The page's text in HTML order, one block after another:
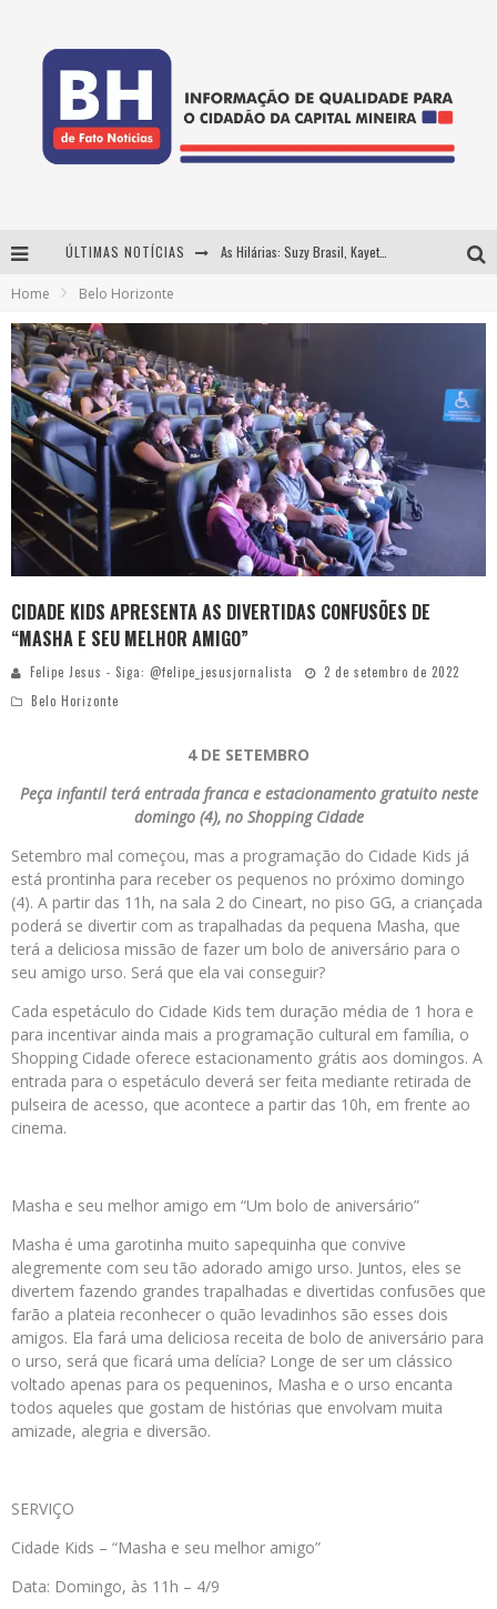
ÚLTIMAS NOTÍCIAS As Hilárias: Suzy Brasil, Kayete e Karoline Absinto retornam a Belo Horizonte para apresentação única no Teatro Sesiminas
Home Belo Horizonte
CIDADE KIDS APRESENTA AS DIVERTIDAS CONFUSÕES DE
“MASHA E SEU MELHOR AMIGO”
Felipe Jesus - Siga: @felipe_jesusjornalista
2 de setembro de 2022
Belo Horizonte
4 DE SETEMBRO
Peça infantil terá entrada franca e estacionamento gratuito neste
domingo (4), no Shopping Cidade
Setembro mal começou, mas a programação do Cidade Kids já
está prontinha para receber os pequenos no próximo domingo
(4). A partir das 11h, na sala 2 do Cineart, no piso GG, a criançada
poderá se divertir com as trapalhadas da pequena Masha, que
terá a deliciosa missão de fazer um bolo de aniversário para o
seu amigo urso. Será que ela vai conseguir?
Cada espetáculo do Cidade Kids tem duração média de 1 hora e
para incentivar ainda mais a programação cultural em família, o
Shopping Cidade oferece estacionamento grátis aos domingos. A
entrada para o espetáculo deverá ser feita mediante retirada de
pulseira de acesso, que acontece a partir das 10h, em frente ao
cinema.
Masha e seu melhor amigo em “Um bolo de aniversário”
Masha é uma garotinha muito sapequinha que convive
alegremente com seu tão adorado amigo urso. Juntos, eles se
divertem fazendo grandes trapalhadas e divertidas confusões que
farão a plateia reconhecer o quão levadinhos são esses dois
amigos. Ela fará uma deliciosa receita de bolo de aniversário para
o urso, será que ficará uma delícia? Longe de ser um clássico
voltado apenas para os pequeninos, Masha e o urso encanta
todos aqueles que gostam de histórias que envolvam muita
amizade, alegria e diversão.
SERVIÇO
Cidade Kids – “Masha e seu melhor amigo”
Data: Domingo, às 11h – 4/9